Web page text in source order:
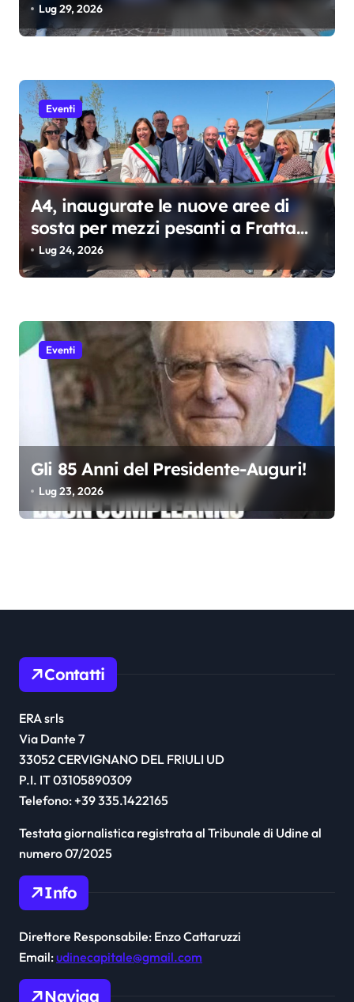
c
l
i
Lug 29, 2026
Eventi
A4, inaugurate le nuove aree di
sosta per mezzi pesanti a Fratta
Nord e Sud
Lug 24, 2026
Eventi
Gli 85 Anni del Presidente-Auguri!
Lug 23, 2026
Contatti
ERA srls
Via Dante 7
33052 CERVIGNANO DEL FRIULI UD
P.I. IT 03105890309
Telefono: +39 335.1422165
Testata giornalistica registrata al Tribunale di Udine al
numero 07/2025
Info
Direttore Responsabile: Enzo Cattaruzzi
Email:udinecapitale@gmail.com
Naviga